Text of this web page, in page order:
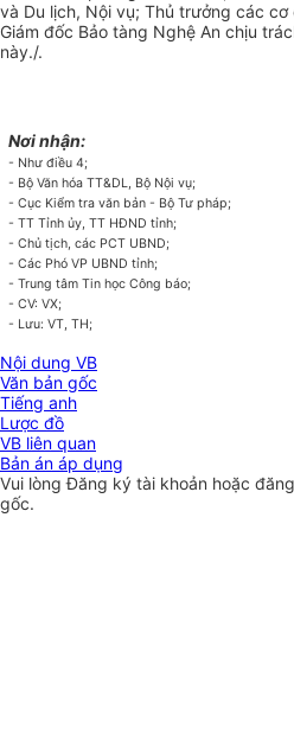
và Du lịch, Nội vụ; Thủ trưởng các
Giám đốc Bảo tàng Nghệ An chịu
này./.
Nơi nhận:
- Như điều 4;
- Bộ Văn hóa TT&DL, Bộ Nội vụ;
- Cục Kiểm tra văn bản - Bộ Tư pháp;
- TT Tỉnh ủy, TT HĐND tỉnh;
- Chủ tịch, các PCT UBND;
- Các Phó VP UBND tỉnh;
- Trung tâm Tin học Công báo;
- CV: VX;
- Lưu: VT, TH;
Nội dung VB
Văn bản gốc
Tiếng anh
Lược đồ
VB liên quan
Bản án áp dụng
Vui lòngĐăng ký tài khoản hoặc
gốc.